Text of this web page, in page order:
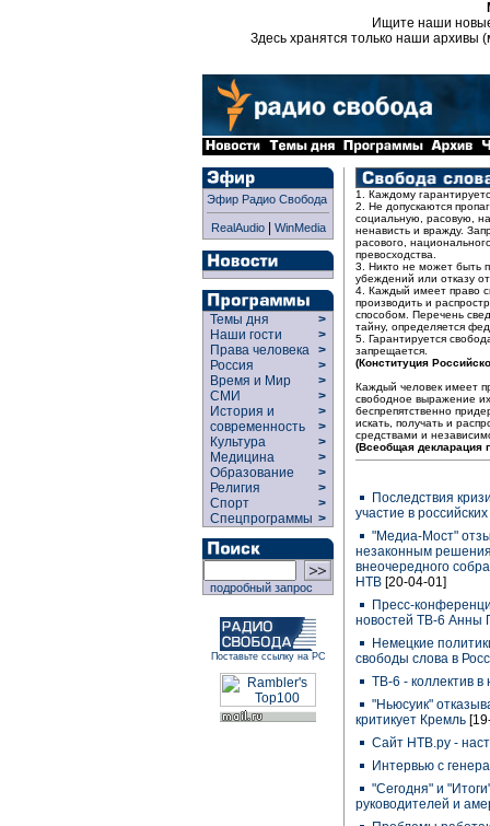
Ищите наши
Здесь хранятся только наши архивы
Эфир Радио Свобода
RealAudio| WinMedia
Темы дня
>
Наши гости
>
Права человека >
Россия
>
Время и Мир
>
СМИ
>
История и
современность
>
>
Культура
>
Медицина
>
Образование
>
Религия
>
Спорт
>
Спецпрограммы >
подробный запрос
Поставьте ссылку на РС
1. Каждому
2. Не допускаются
социальную, расовую,
ненависть и вражду.
расового,
превосходства.
3. Никто не может быть
убеждений или отказу
4. Каждый имеет право
производить и
способом. Перечень
тайну, определяется
5. Гарантируется
запрещается.
(Конституция
Каждый человек имеет
свободное выражение
беспрепятственно
искать, получать и
средствами и
(Всеобщая декларация
Последствия
участие в
"Медиа-Мост"
незаконным
внеочередного
НТВ [20-04-01]
Пресс-
новостей ТВ-6 Анны
Немецкие
свободы слова в
ТВ-6 - коллектив
"Ньюсуик"
критикует Кремль
Сайт НТВ.ру -
Интервью с
"Сегодня" и
руководителей и